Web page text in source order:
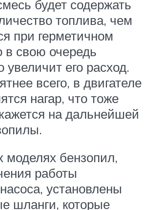
будет содержать
топлива, чем
при герметичном
в свою очередь
увеличит его расход.
всего, в двигателе
нагар, что тоже
на дальнейшей
моделях бензопил,
работы
установлены
шланги, которые